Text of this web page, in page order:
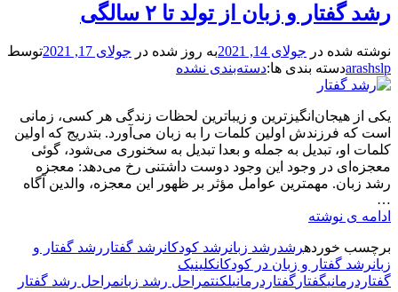
تا
۶
سالگی
رشد گفتار و زبان از تولد تا ۲ سالگی
نوشته شده در جولای 14, 2021 به روز شده در جولای 17, 2021
توسط
arashslpدسته بندی ها:دسته‌بندی نشده
یکی از هیجان‌انگیزترین و زیباترین لحظات زندگی هر کسی، زمانی
است که فرزندش اولین کلمات را به زبان می‌آورد. بتدریج که اولین
کلمات او، تبدیل به جمله و بعدا تبدیل به سخنوری می‌شود، گوئی
معجزه‌ای در وجود این وجود دوست داشتنی رخ می‌دهد: معجزه
رشد زبان. مهمترین عوامل مؤثر بر ظهور این معجزه، والدین آگاه
…
ادامه ی نوشته
و
زبان
از
برچسب‌ خوردهرشدرشد زبانرشد کودکانرشد گفتار رشد گفتار و
زبانرشد گفتار و زبان در کودکانکلینیک
گفتاردرمانیگفتار گفتاردرمانیلکنتمراحل رشد زبانمراحل رشد گفتار